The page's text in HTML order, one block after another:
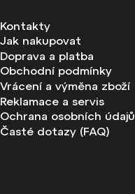
Kontakty
Jak nakupovat
Doprava a platba
Obchodní podmínky
Vrácení a výměna zboží
Reklamace a servis
Ochrana osobních údajů
Časté dotazy (FAQ)